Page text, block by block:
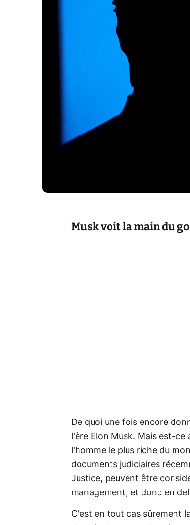
Musk voit la main du
De quoi une fois encore
l'ère Elon Musk. Mais est-
l'homme le plus riche du
documents judiciaires
Justice, peuvent être
management, et donc en
C'est en tout cas sûrement